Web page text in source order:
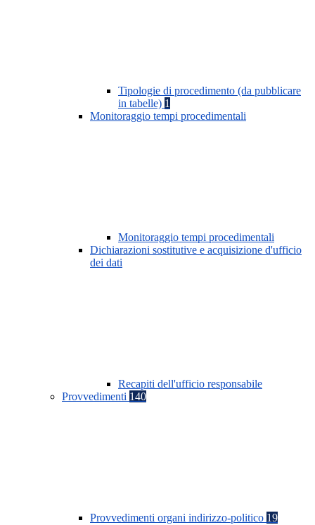
Tipologie di procedimento (da pubblicare
in tabelle) 1
Monitoraggio tempi procedimentali
Monitoraggio tempi procedimentali
Dichiarazioni sostitutive e acquisizione d'ufficio
dei dati
Recapiti dell'ufficio responsabile
Provvedimenti 140
Provvedimenti organi indirizzo-politico 19